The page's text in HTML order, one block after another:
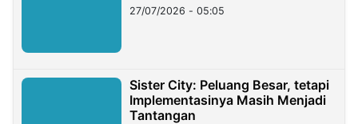
27/07/2026 - 05:05
Sister City: Peluang Besar, tetapi
Implementasinya Masih Menjadi
Tantangan